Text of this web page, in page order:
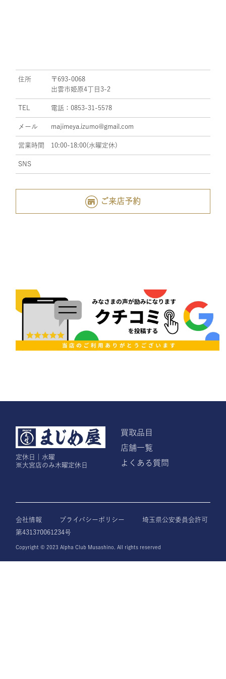
住所
〒693-0068
出雲市姫原4丁目3-2
TEL 電話：0853-31-5578
メール majimeya.izumo@gmail.com
営業時間 10:00-18:00(水曜定休)
SNS
ご来店予約
定休日｜水曜
※大宮店のみ木曜定休日
買取品目
店舗一覧
よくある質問
会社情報 プライバシーポリシー
埼玉県公安委員会許可
第431370061234号
Copyright © 2023 Alpha Club Musashino. All rights reserved